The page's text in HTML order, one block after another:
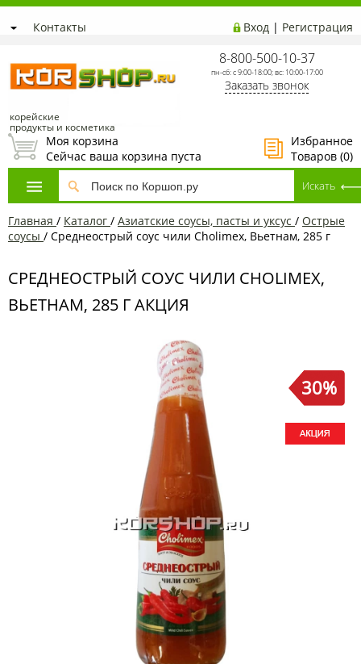
Контакты Вход | Регистрация
корейские
продукты и косметика
8-800-500-10-37
пн-сб: с 9:00-18:00; вс: 10:00-17:00
Заказать звонок
Избранное
Товаров (0)
Моя корзина
Сейчас ваша корзина пуста
Главная / Каталог / Азиатские соусы, пасты и уксус / Острые
соусы / Среднеострый соус чили Cholimex, Вьетнам, 285 г
СРЕДНЕОСТРЫЙ СОУС ЧИЛИ CHOLIMEX,
ВЬЕТНАМ, 285 Г АКЦИЯ
30%